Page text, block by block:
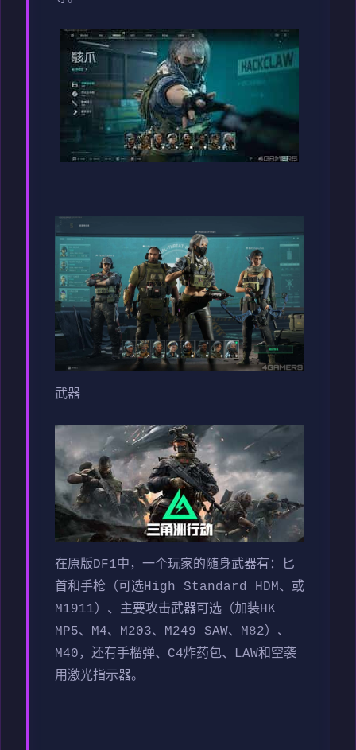
武器
在原版DF1中，一个玩家的随身武器有：匕
首和手枪（可选High Standard HDM、或
M1911）、主要攻击武器可选（加装HK
MP5、M4、M203、M249 SAW、M82）、
M40，还有手榴弹、C4炸药包、LAW和空袭
用激光指示器。